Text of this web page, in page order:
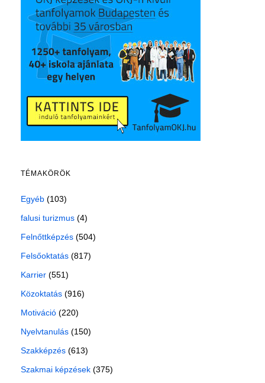
TÉMAKÖRÖK
Egyéb (103)
falusi turizmus (4)
Felnőttképzés (504)
Felsőoktatás (817)
Karrier (551)
Közoktatás (916)
Motiváció (220)
Nyelvtanulás (150)
Szakképzés (613)
Szakmai képzések (375)